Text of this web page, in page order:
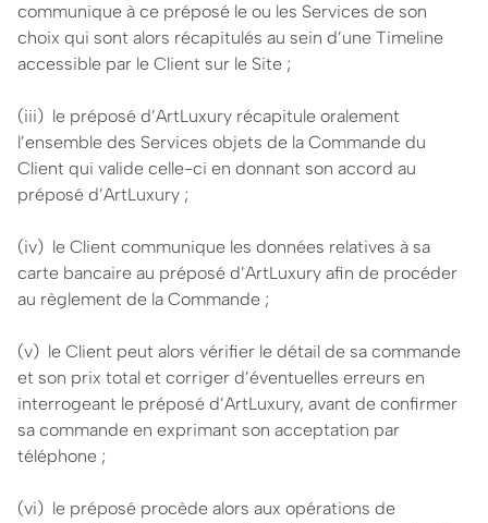
communique à ce préposé le ou les Services de son
choix qui sont alors récapitulés au sein d’une Timeline
accessible par le Client sur le Site ;
(iii) le préposé d’ArtLuxury récapitule oralement
l’ensemble des Services objets de la Commande du
Client qui valide celle-ci en donnant son accord au
préposé d’ArtLuxury ;
(iv) le Client communique les données relatives à sa
carte bancaire au préposé d’ArtLuxury afin de procéder
au règlement de la Commande ;
(v) le Client peut alors vérifier le détail de sa commande
et son prix total et corriger d’éventuelles erreurs en
interrogeant le préposé d’ArtLuxury, avant de confirmer
sa commande en exprimant son acceptation par
téléphone ;
(vi) le préposé procède alors aux opérations de